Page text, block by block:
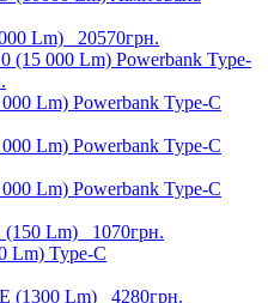
Lm) 20570грн.
(15 000 Lm) Powerbank Type-
Lm) Powerbank Type-C
Lm) Powerbank Type-C
Lm) Powerbank Type-C
(150 Lm) 1070грн.
Lm) Type-C
(1300 Lm) 4280грн.